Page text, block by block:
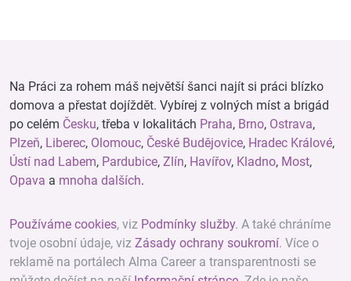
Na Práci za rohem máš největší šanci najít si práci blízko
domova a přestat dojíždět. Vybírej z volných míst a brigád
po celém Česku, třeba v lokalitách Praha, Brno, Ostrava,
Plzeň, Liberec, Olomouc, České Budějovice, Hradec Králové,
Ústí nad Labem, Pardubice, Zlín, Havířov, Kladno, Most,
Opava a mnoha dalších.
Používáme cookies, viz Podmínky služby. A také chráníme
tvoje osobní údaje, viz Zásady ochrany soukromí. Více o
reklamě na portálech Alma Career a transparentnosti se